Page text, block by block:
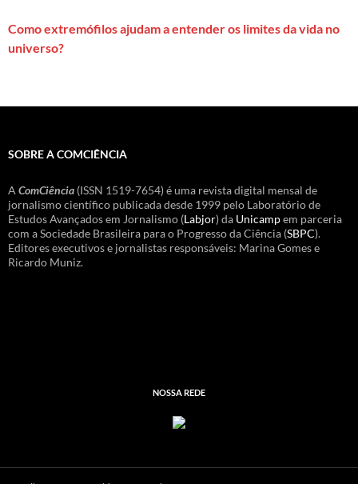
Como extremófilos ajudam a entender os limites da vida no
universo?
SOBRE A COMCIÊNCIA
AComCiência (ISSN 1519-7654) é uma revista digital mensal de
jornalismo científico publicada desde 1999 pelo Laboratório de
Estudos Avançados em Jornalismo (Labjor) da Unicampem parceria
com a Sociedade Brasileira para o Progresso da Ciência (SBPC).
Editores executivos e jornalistas responsáveis: Marina Gomes e
Ricardo Muniz.
NOSSA REDE